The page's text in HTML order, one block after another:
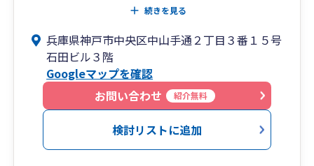
◇ 兵庫・大阪エリア
◇ もちろんリモート対応可能
◇ 実績×AIによる最適な帳簿作成支援
◇ 経営者の想いに沿った財務分析・税務対策
◇ 「想い」を実現する創業支援
◇ 医療税務会計に対応可能な税理士が在籍
続きを見る
兵庫県神戸市中央区中山手通２丁目３番１５号
石田ビル３階
Googleマップを確認
お問い合わせ
紹介無料
検討リストに追加